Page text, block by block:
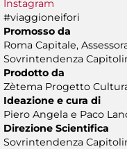
Instagram
#viaggioneifori
Promosso da
Roma Capitale,
Sovrintendenza
Prodotto da
Zètema Progetto
Ideazione e cura di
Piero Angela e Paco
Direzione Scientifica
Sovrintendenza